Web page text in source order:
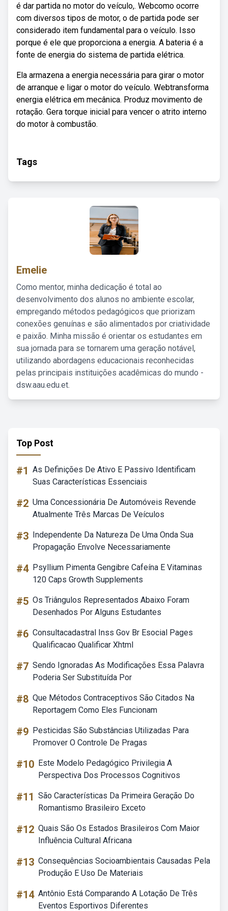
é dar partida no motor do veículo,. Webcomo ocorre
com diversos tipos de motor, o de partida pode ser
considerado item fundamental para o veículo. Isso
porque é ele que proporciona a energia. A bateria é a
fonte de energia do sistema de partida elétrica.
Ela armazena a energia necessária para girar o motor
de arranque e ligar o motor do veículo. Webtransforma
energia elétrica em mecânica. Produz movimento de
rotação. Gera torque inicial para vencer o atrito interno
do motor à combustão.
Tags
Emelie
Como mentor, minha dedicação é total ao
desenvolvimento dos alunos no ambiente escolar,
empregando métodos pedagógicos que priorizam
conexões genuínas e são alimentados por criatividade
e paixão. Minha missão é orientar os estudantes em
sua jornada para se tornarem uma geração notável,
utilizando abordagens educacionais reconhecidas
pelas principais instituições acadêmicas do mundo -
dsw.aau.edu.et.
Top Post
#1 As Definições De Ativo E Passivo Identificam
Suas Características Essenciais
#2 Uma Concessionária De Automóveis Revende
Atualmente Três Marcas De Veículos
#3 Independente Da Natureza De Uma Onda Sua
Propagação Envolve Necessariamente
#4 Psyllium Pimenta Gengibre Cafeína E Vitaminas
120 Caps Growth Supplements
#5 Os Triângulos Representados Abaixo Foram
Desenhados Por Alguns Estudantes
#6 Consultacadastral Inss Gov Br Esocial Pages
Qualificacao Qualificar Xhtml
#7 Sendo Ignoradas As Modificações Essa Palavra
Poderia Ser Substituída Por
#8 Que Métodos Contraceptivos São Citados Na
Reportagem Como Eles Funcionam
#9 Pesticidas São Substâncias Utilizadas Para
Promover O Controle De Pragas
#10 Este Modelo Pedagógico Privilegia A
Perspectiva Dos Processos Cognitivos
#11 São Características Da Primeira Geração Do
Romantismo Brasileiro Exceto
#12 Quais São Os Estados Brasileiros Com Maior
Influência Cultural Africana
#13 Consequências Socioambientais Causadas Pela
Produção E Uso De Materiais
#14 Antônio Está Comparando A Lotação De Três
Eventos Esportivos Diferentes